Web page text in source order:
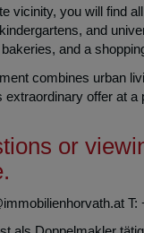
conveniently on
vicinity, you will find
and
and a
combines urban
extraordinary offer at a
or